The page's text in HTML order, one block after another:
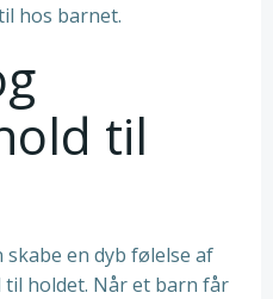
hos barnet.
til
en dyb følelse af
holdet. Når et barn får